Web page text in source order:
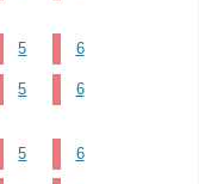
5 6
5 6
5 6